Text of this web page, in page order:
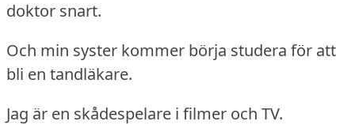
doktor snart.
Och min syster kommer börja studera för att
bli en tandläkare.
Jag är en skådespelare i filmer och TV.